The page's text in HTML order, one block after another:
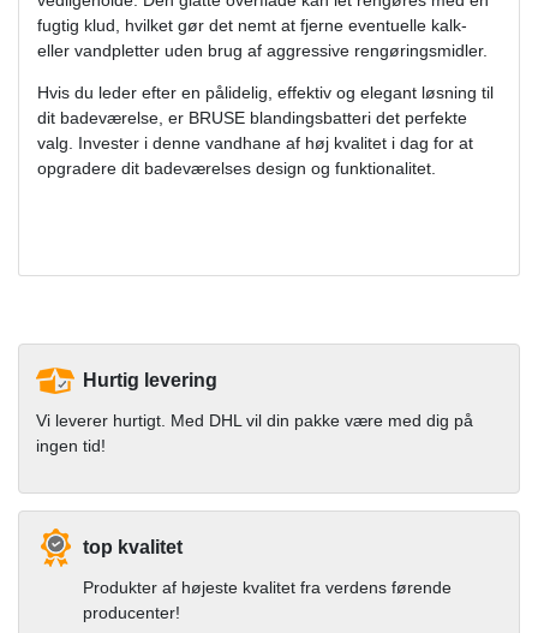
fugtig klud, hvilket gør det nemt at fjerne eventuelle kalk-
eller vandpletter uden brug af aggressive rengøringsmidler.
Hvis du leder efter en pålidelig, effektiv og elegant løsning til
dit badeværelse, er BRUSE blandingsbatteri det perfekte
valg. Invester i denne vandhane af høj kvalitet i dag for at
opgradere dit badeværelses design og funktionalitet.
Hurtig levering
Vi leverer hurtigt. Med DHL vil din pakke være med dig på
ingen tid!
top kvalitet
Produkter af højeste kvalitet fra verdens førende
producenter!